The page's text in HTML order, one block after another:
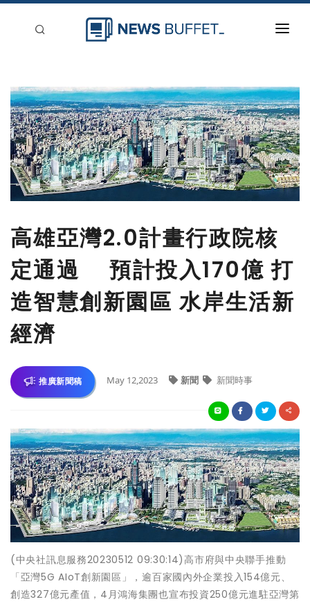
新聞稿分類
登入
刊登
高雄亞灣2.0計畫行政院核
定通過 預計投入170億 打
造智慧創新園區 水岸生活新
經濟
推廣新聞稿 May 12,2023 新聞 新聞時事
(中央社訊息服務20230512 09:30:14)高市府與中央聯手推動
「亞灣5G AIoT創新園區」，逾百家國內外企業投入154億元、
創造327億元產值，4月鴻海集團也宣布投資250億元進駐亞灣第